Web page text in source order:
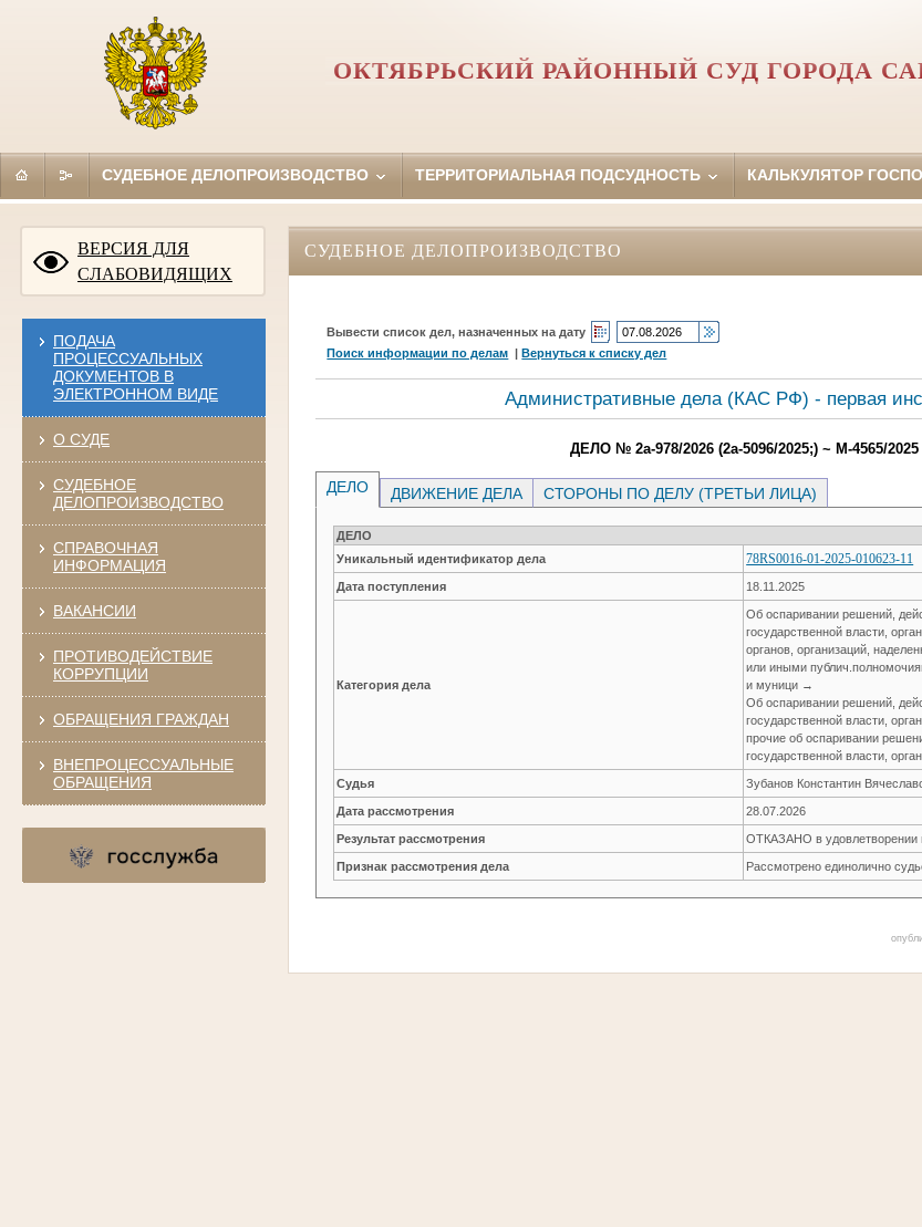
ОКТЯБРЬСКИЙ РАЙОННЫЙ СУД ГОРОДА
СУДЕБНОЕ ДЕЛОПРОИЗВОДСТВО ТЕРРИТОРИАЛЬНАЯ ПОДСУДНОСТЬ КАЛЬКУЛЯТОР
ВЕРСИЯ ДЛЯ
СЛАБОВИДЯЩИХ
ПОДАЧА
ПРОЦЕССУАЛЬНЫХ
ДОКУМЕНТОВ В
ЭЛЕКТРОННОМ ВИДЕ
О СУДЕ
СУДЕБНОЕ
ДЕЛОПРОИЗВОДСТВО
СПРАВОЧНАЯ
ИНФОРМАЦИЯ
ВАКАНСИИ
ПРОТИВОДЕЙСТВИЕ
КОРРУПЦИИ
ОБРАЩЕНИЯ ГРАЖДАН
ВНЕПРОЦЕССУАЛЬНЫЕ
ОБРАЩЕНИЯ
СУДЕБНОЕ ДЕЛОПРОИЗВОДСТВО
Вывести список дел, назначенных на дату
Поиск информации по делам |Вернуться к списку дел
Административные дела (КАC РФ) - первая
ДЕЛО № 2а-978/2026 (2а-5096/2025;) ~ М-4565/2025
ДЕЛО ДВИЖЕНИЕ ДЕЛА СТОРОНЫ ПО ДЕЛУ (ТРЕТЬИ ЛИЦА)
ДЕЛО
Уникальный идентификатор дела
78RS0016-01-2025-010623-11
Дата поступления 18.11.2025
Категория дела
Об оспаривании решений,
государственной власти,
органов, организаций,
или иными
и муници →
Об оспаривании решений,
государственной власти,
прочие об оспаривании
государственной власти,
Судья Зубанов Константин
Дата рассмотрения 28.07.2026
Результат рассмотрения ОТКАЗАНО в удовлетворении
Признак рассмотрения дела Рассмотрено единолично